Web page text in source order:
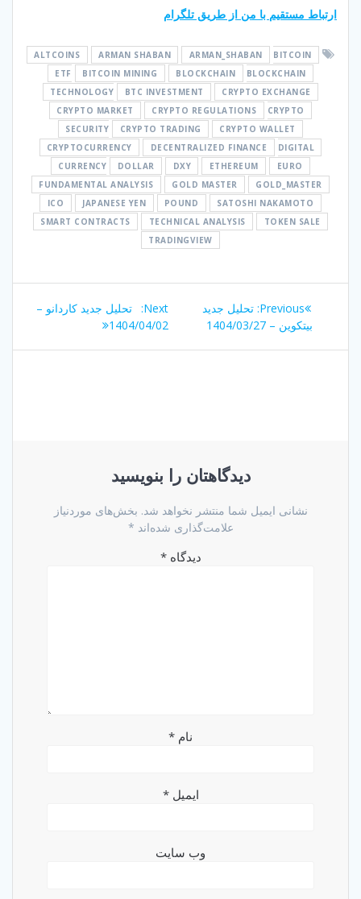
ارتباط مستقیم با من از طریق تلگرام
ALTCOINS ARMAN SHABAN ARMAN_SHABAN
BITCOIN
ETF
BITCOIN MINING BLOCKCHAIN
BLOCKCHAIN
TECHNOLOGY
BTC INVESTMENT
CRYPTO EXCHANGE
CRYPTO MARKET
CRYPTO REGULATIONS
CRYPTO
SECURITY
CRYPTO TRADING
CRYPTO WALLET
CRYPTOCURRENCY
DECENTRALIZED FINANCE
DIGITAL
CURRENCY
DOLLAR DXY ETHEREUM
EURO
FUNDAMENTAL ANALYSIS
GOLD MASTER
GOLD_MASTER
ICO
JAPANESE YEN POUND
SATOSHI NAKAMOTO
SMART CONTRACTS
TECHNICAL ANALYSIS
TOKEN SALE
TRADINGVIEW
راهبری
نوشته
Previous:
Previous
post:
تحلیل جدید
بیتکوین – 1404/03/27
Next:
Next
post:
تحلیل جدید کاردانو –
1404/04/02
دیدگاهتان را بنویسید
نشانی ایمیل شما منتشر نخواهد شد. بخش‌های موردنیاز
علامت‌گذاری شده‌اند *
دیدگاه*
نام *
ایمیل*
وب‌ سایت